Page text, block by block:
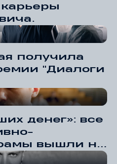
получила
"Диалоги
денег»: все
вышли на